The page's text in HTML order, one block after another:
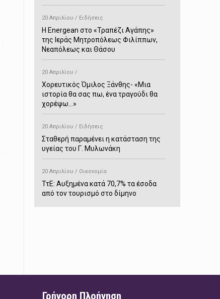
20 Απριλίου / Ειδήσεις
H Energean στο «Τραπέζι Αγάπης»
της Ιεράς Μητροπόλεως Φιλίππων,
Νεαπόλεως και Θάσου
20 Απριλίου /
Χορευτικός Όμιλος Ξάνθης- «Mια
ιστορία θα σας πω, ένα τραγούδι θα
χορέψω…»
20 Απριλίου / Ειδήσεις
Σταθερή παραμένει η κατάσταση της
υγείας του Γ. Μυλωνάκη
20 Απριλίου / Οικονομία
ΤτΕ: Αυξημένα κατά 70,7% τα έσοδα
από τον τουρισμό στο δίμηνο
Δεύτερο τσουνάμι ύψους 80
Γρήγορη Πλοήγηση